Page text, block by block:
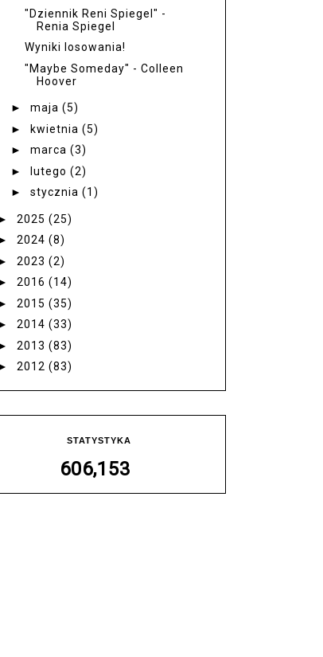
"Dziennik Reni Spiegel" -
Renia Spiegel
Wyniki losowania!
"Maybe Someday" - Colleen
Hoover
► maja (5)
►
kwietnia (5)
► marca (3)
►
lutego (2)
► stycznia (1)
2025 (25)
2024 (8)
2023 (2)
2016 (14)
2015 (35)
2014 (33)
2013 (83)
2012 (83)
STATYSTYKA
606,153